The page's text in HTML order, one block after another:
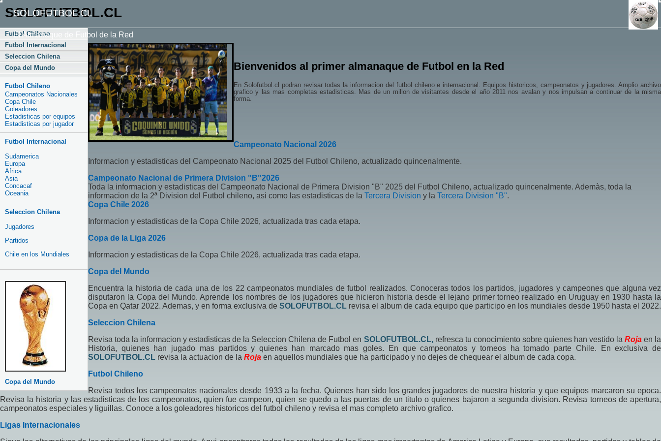
SOLOFUTBOL.CL
El Almanaque de Futbol de la Red
SOLOFUTBOL.CL
Futbol Chileno
Futbol Internacional
Seleccion Chilena
Copa del Mundo
Futbol Chileno
Campeonatos Nacionales
Copa Chile
Goleadores
Estadisticas por equipos
Estadisticas por jugador
Futbol Internacional
Sudamerica
Europa
Africa
Asia
Concacaf
Oceania
Seleccion Chilena
Jugadores
Partidos
Chile en los Mundiales
Copa del Mundo
Bienvenidos al primer almanaque de Futbol en la Red
En Solofutbol.cl podran revisar todas la informacion del futbol chileno e internacional. Equipos historicos, campeonatos y jugadores. Amplio archivo
grafico y las mas completas estadisticas. Mas de un millon de visitantes desde el año 2011 nos avalan y nos impulsan a continuar de la misma
forma.
Campeonato Nacional 2026
Informacion y estadisticas del Campeonato Nacional 2025 del Futbol Chileno, actualizado quincenalmente.
Campeonato Nacional de Primera Division "B"2026
Toda la informacion y estadisticas del Campeonato Nacional de Primera Division "B" 2025 del Futbol Chileno, actualizado quincenalmente. Ademàs, toda la
informacion de la 2ª Division del Futbol chileno, asi como las estadisticas de la Tercera Division y la Tercera Division "B".
Copa Chile 2026
Informacion y estadisticas de la Copa Chile 2026, actualizada tras cada etapa.
Copa de la Liga 2026
Informacion y estadisticas de la Copa Chile 2026, actualizada tras cada etapa.
Copa del Mundo
Encuentra la historia de cada una de los 22 campeonatos mundiales de futbol realizados. Conoceras todos los partidos, jugadores y campeones que alguna vez
disputaron la Copa del Mundo. Aprende los nombres de los jugadores que hicieron historia desde el lejano primer torneo realizado en Uruguay en 1930 hasta la
Copa en Qatar 2022. Ademas, y en forma exclusiva de SOLOFUTBOL.CL revisa el album de cada equipo que participo en los mundiales desde 1950 hasta el 2022.
Seleccion Chilena
Revisa toda la informacion y estadisticas de la Seleccion Chilena de Futbol en SOLOFUTBOL.CL, refresca tu conocimiento sobre quienes han vestido la Rojaen la
Historia, quienes han jugado mas partidos y quienes han marcado mas goles. En que campeonatos y torneos ha tomado parte Chile. En exclusiva de
SOLOFUTBOL.CL revisa la actuacion de la Roja en aquellos mundiales que ha participado y no dejes de chequear el album de cada copa.
Futbol Chileno
Revisa todos los campeonatos nacionales desde 1933 a la fecha. Quienes han sido los grandes jugadores de nuestra historia y que equipos marcaron su epoca.
Revisa la historia y las estadisticas de los campeonatos, quien fue campeon, quien se quedo a las puertas de un titulo o quienes bajaron a segunda division. Revisa torneos de apertura,
campeonatos especiales y liguillas. Conoce a los goleadores historicos del futbol chileno y revisa el mas completo archivo grafico.
Ligas Internacionales